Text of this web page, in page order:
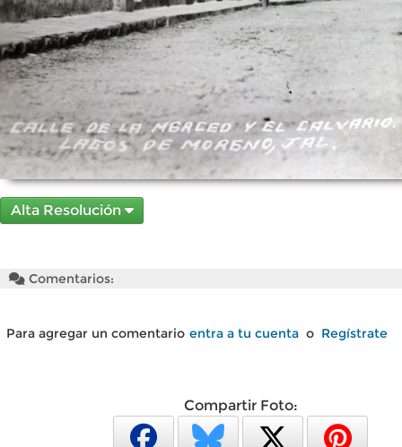
Alta Resolución
Comentarios:
Para agregar un comentario entra a tu cuenta o Regístrate
Compartir Foto: